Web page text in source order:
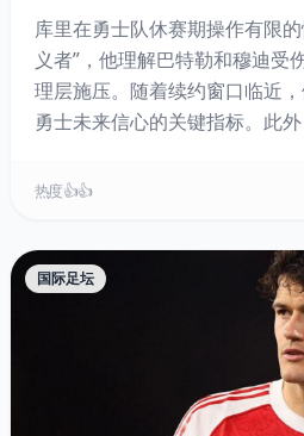
库里在勇士队休赛期操作有限
义者”，他理解巴特勒和穆迪受
理层施压。随着续约窗口临近
勇士未来信心的关键指标。此
买断僵局等。
热度 👍👍
国际足坛